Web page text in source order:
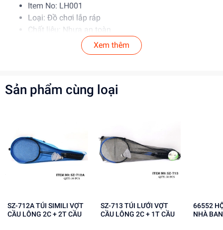
Item No: LH001
Loại: Đồ chơi lắp ráp
Chất liệu: Nhựa an toàn
Độ tuổi phù hợp: Từ 5 tuổi trở lên
Lắp ráp theo đúng trình tự để đảm bảo an toàn
Phát triển tư duy, sáng tạo và kỹ năng giải quyết vấn
đề
Giúp trẻ học hỏi và khám phá thế giới xung quanh
Tăng cường kỹ năng phối hợp và làm việc nhóm
cung cấp giá sỉ cho khách buôn. Liên hệ ngay để biết
Xem thêm
Sản phẩm cùng loại
SZ-712A TÚI SIMILI VỢT
CẦU LÔNG 2C + 2T CẦU
SZ-713 TÚI LƯỚI VỢT
CẦU LÔNG 2C + 1T CẦU
66552 HỘP KHUNG RÀO
NHÀ